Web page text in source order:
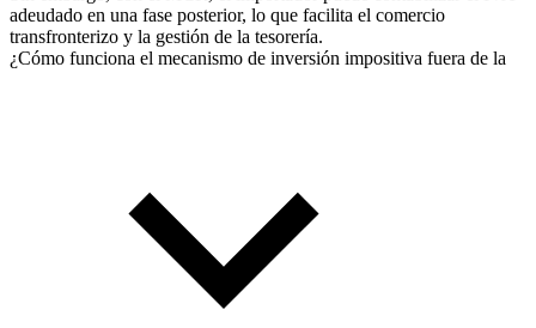
adeudado en una fase posterior, lo que facilita el comercio
transfronterizo y la gestión de la tesorería.
¿Cómo funciona el mecanismo de inversión impositiva fuera de la